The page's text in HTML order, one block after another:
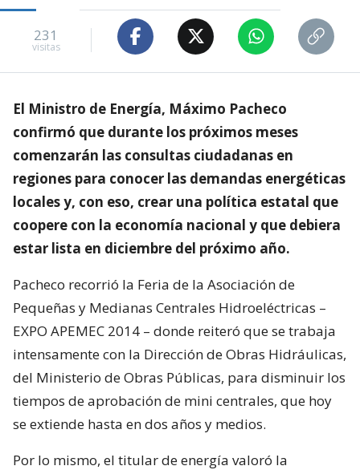
231
visitas
El Ministro de Energía, Máximo Pacheco
confirmó que durante los próximos meses
comenzarán las consultas ciudadanas en
regiones para conocer las demandas energéticas
locales y, con eso, crear una política estatal que
coopere con la economía nacional y que debiera
estar lista en diciembre del próximo año.
Pacheco recorrió la Feria de la Asociación de
Pequeñas y Medianas Centrales Hidroeléctricas –
EXPO APEMEC 2014 – donde reiteró que se trabaja
intensamente con la Dirección de Obras Hidráulicas,
del Ministerio de Obras Públicas, para disminuir los
tiempos de aprobación de mini centrales, que hoy
se extiende hasta en dos años y medios.
Por lo mismo, el titular de energía valoró la